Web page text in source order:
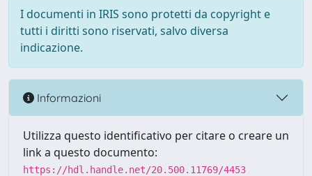
I documenti in IRIS sono protetti da copyright e
tutti i diritti sono riservati, salvo diversa
indicazione.
Informazioni
Utilizza questo identificativo per citare o creare un
link a questo documento:
https://hdl.handle.net/20.500.11769/4453